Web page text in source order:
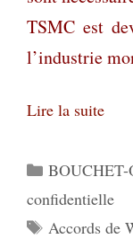
TSMC est
l’industrie
Lire la suite
Catégories
BOUCHET-
confidentielle
Étiquettes
Accords de